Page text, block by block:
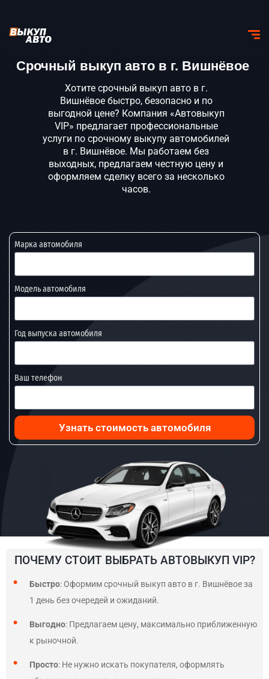
Срочный выкуп авто в г. Вишнёвое
Хотите срочный выкуп авто в г.
Вишнёвое быстро, безопасно и по
выгодной цене? Компания «Автовыкуп
VIP» предлагает профессиональные
услуги по срочному выкупу автомобилей
в г. Вишнёвое. Мы работаем без
выходных, предлагаем честную цену и
оформляем сделку всего за несколько
часов.
Марка автомобиля
Модель автомобиля
Год выпуска автомобиля
Ваш телефон
Узнать стоимость автомобиля
ПОЧЕМУ СТОИТ ВЫБРАТЬ АВТОВЫКУП VIP?
Быстро: Оформим срочный выкуп авто в г. Вишнёвое за
1 день без очередей и ожиданий.
Выгодно: Предлагаем цену, максимально приближенную
к рыночной.
Просто: Не нужно искать покупателя, оформлять